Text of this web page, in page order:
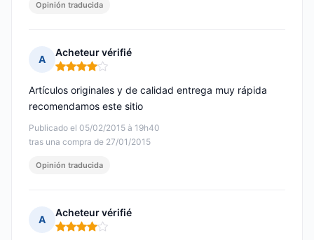
Opinión traducida
A
Acheteur vérifié
Nota: 4 de 5
Publicado el 05/02/2015 à 19h40
tras una compra de 27/01/2015
Artículos originales y de calidad entrega muy rápida
recomendamos este sitio
Opinión traducida
A
Acheteur vérifié
Nota: 4 de 5